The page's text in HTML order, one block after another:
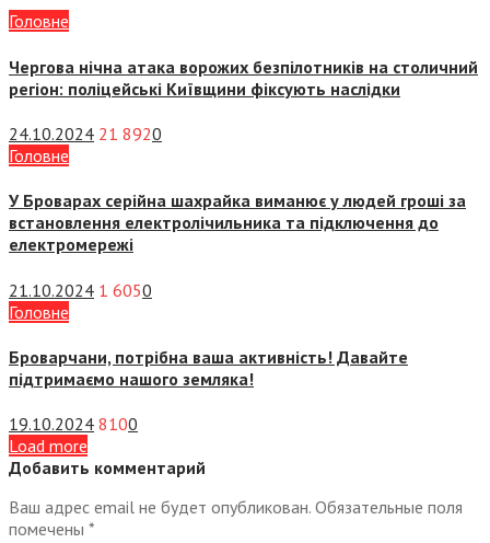
Головне
Чергова нічна атака ворожих безпілотників на столичний
регіон: поліцейські Київщини фіксують наслідки
24.10.2024 21 8920
Головне
У Броварах серійна шахрайка виманює у людей гроші за
встановлення електролічильника та підключення до
електромережі
21.10.2024 1 6050
Головне
Броварчани, потрібна ваша активність! Давайте
підтримаємо нашого земляка!
19.10.2024 8100
Load more
Добавить комментарий
Ваш адрес email не будет опубликован. Обязательные поля
помечены *